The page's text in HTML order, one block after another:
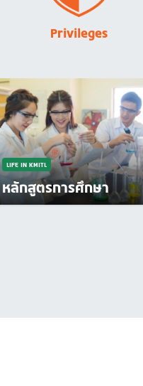
Privileges
LIFE IN KMITL
หลักสูตรการศึกษา